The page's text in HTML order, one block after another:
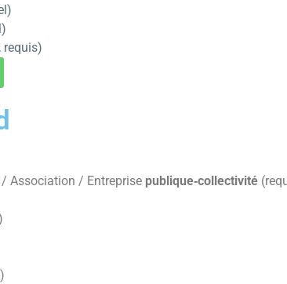
requis)
/ Association / Entreprise publique‑collectivité